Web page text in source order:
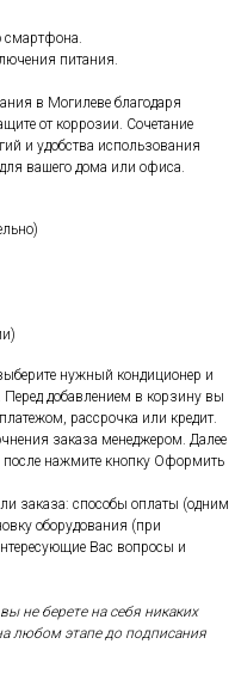
смартфона.
питания.
в Могилеве благодаря
от коррозии. Сочетание
и удобства использования
вашего дома или офиса.
нужный кондиционер и
Перед добавлением в корзину вы
рассрочка или кредит.
заказа менеджером. Далее
после нажмите кнопку Оформить
заказа: способы оплаты (одним
оборудования (при
Вас вопросы и
не берете на себя никаких
любом этапе до подписания